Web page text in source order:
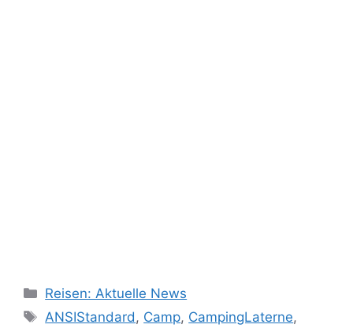
Kategorien
Reisen: Aktuelle News
Schlagwörter
ANSIStandard, Camp, CampingLaterne,